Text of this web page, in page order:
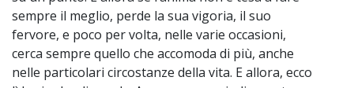
sempre il meglio, perde la sua vigoria, il suo
fervore, e poco per volta, nelle varie occasioni,
cerca sempre quello che accomoda di più, anche
nelle particolari circostanze della vita. E allora, ecco